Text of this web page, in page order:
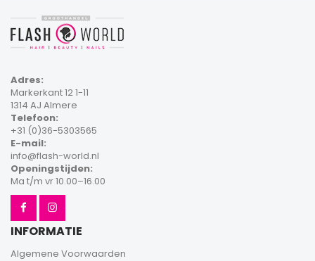
Adres:
Markerkant 12 1-11
1314 AJ Almere
Telefoon:
+31 (0)36-5303565
E-mail:
info@flash-world.nl
Openingstijden:
Ma t/m vr 10.00–16.00
INFORMATIE
Algemene Voorwaarden